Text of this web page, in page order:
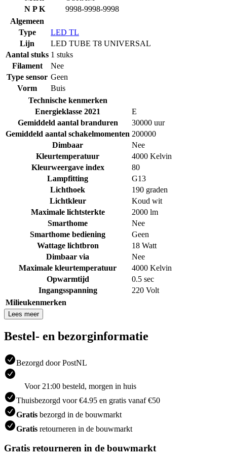
N P K
9998-9998-9998
Algemeen
Type
LED TL
Lijn
LED TUBE T8 UNIVERSAL
Aantal stuks 1 stuks
Filament
Nee
Type sensor Geen
Vorm
Buis
Technische kenmerken
Energieklasse 2021
E
Gemiddeld aantal branduren
30000 uur
Gemiddeld aantal schakelmomenten 200000
Dimbaar
Nee
Kleurtemperatuur
4000 Kelvin
Kleurweergave index
80
Lampfitting
G13
Lichthoek
190 graden
Lichtkleur
Koud wit
Maximale lichtsterkte
2000 lm
Smarthome
Nee
Smarthome bediening
Geen
Wattage lichtbron
18 Watt
Dimbaar via
Nee
Maximale kleurtemperatuur
4000 Kelvin
Opwarmtijd
0.5 sec
Ingangsspanning
220 Volt
Milieukenmerken
Lees meer
Bestel- en bezorginformatie
Bezorgd door PostNL
Voor 21:00 besteld, morgen in huis
Thuisbezorgd voor €4.95 en gratis vanaf €50
Gratis bezorgd in de bouwmarkt
Gratis retourneren in de bouwmarkt
Gratis retourneren in de bouwmarkt